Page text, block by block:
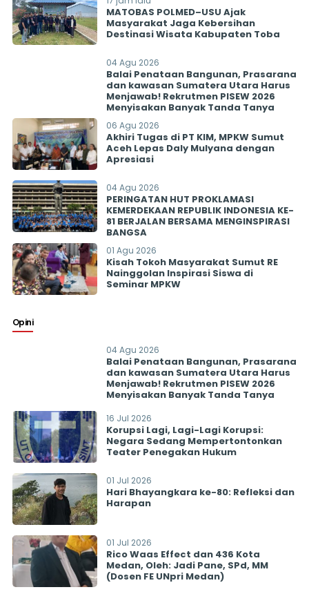
MATOBAS POLMED–USU Ajak
Masyarakat Jaga Kebersihan
Destinasi Wisata Kabupaten Toba
04 Agu 2026
Balai Penataan Bangunan, Prasarana
dan kawasan Sumatera Utara Harus
Menjawab! Rekrutmen PISEW 2026
Menyisakan Banyak Tanda Tanya
06 Agu 2026
Akhiri Tugas di PT KIM, MPKW Sumut
Aceh Lepas Daly Mulyana dengan
Apresiasi
04 Agu 2026
PERINGATAN HUT PROKLAMASI
KEMERDEKAAN REPUBLIK INDONESIA KE-
81 BERJALAN BERSAMA MENGINSPIRASI
BANGSA
01 Agu 2026
Kisah Tokoh Masyarakat Sumut RE
Nainggolan Inspirasi Siswa di
Seminar MPKW
Opini
04 Agu 2026
Balai Penataan Bangunan, Prasarana
dan kawasan Sumatera Utara Harus
Menjawab! Rekrutmen PISEW 2026
Menyisakan Banyak Tanda Tanya
16 Jul 2026
Korupsi Lagi, Lagi-Lagi Korupsi:
Negara Sedang Mempertontonkan
Teater Penegakan Hukum
01 Jul 2026
Hari Bhayangkara ke-80: Refleksi dan
Harapan
01 Jul 2026
Rico Waas Effect dan 436 Kota
Medan, Oleh: Jadi Pane, SPd, MM
(Dosen FE UNpri Medan)